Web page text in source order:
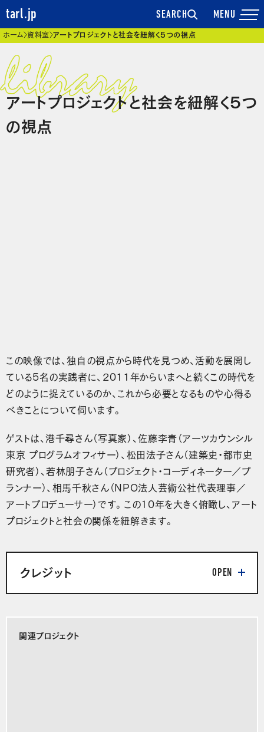
tarl.jp SEARCH
現在位置
ホーム 資料室 アートプロジェクトと社会を紐解く5つの視点
アートプロジェクトと社会を紐解く5つ
の視点
この映像では、独自の視点から時代を見つめ、活動を展開し
ている5名の実践者に、2011年からいまへと続くこの時代を
どのように捉えているのか、これから必要となるものや心得る
べきことについて伺います。
ゲストは、港千尋さん（写真家）、佐藤李青（アーツカウンシル
東京 プログラムオフィサー）、松田法子さん（建築史・都市史
研究者）、若林朋子さん（プロジェクト・コーディネーター／プ
ランナー）、相馬千秋さん（NPO法人芸術公社代表理事／
アートプロデューサー）です。この10年を大きく俯瞰し、アート
プロジェクトと社会の関係を紐解きます。
クレジット
関連プロジェクト